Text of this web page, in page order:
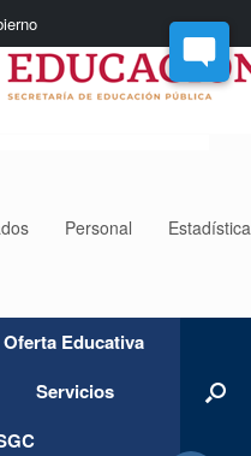
Personal
Oferta Educativa
Servicios